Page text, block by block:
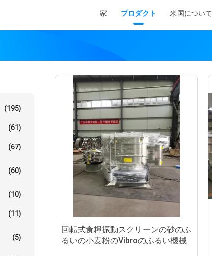
家 プロダクト 米国について
(195)
(61)
(67)
(60)
(10)
(11)
(5)
回転式食糧振動スクリーンの砂のふ
るいの小麦粉のVibroのふるい機械